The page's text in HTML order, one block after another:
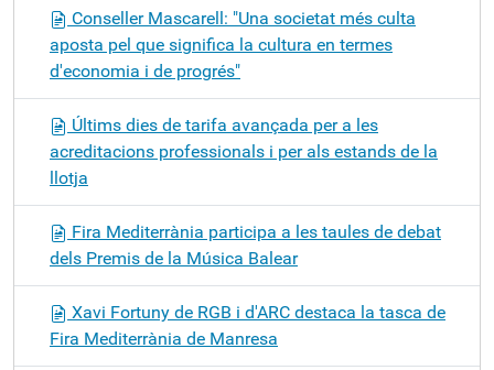
Conseller Mascarell: "Una societat més culta
aposta pel que significa la cultura en termes
d'economia i de progrés"
Últims dies de tarifa avançada per a les
acreditacions professionals i per als estands de la
llotja
Fira Mediterrània participa a les taules de debat
dels Premis de la Música Balear
Xavi Fortuny de RGB i d'ARC destaca la tasca de
Fira Mediterrània de Manresa